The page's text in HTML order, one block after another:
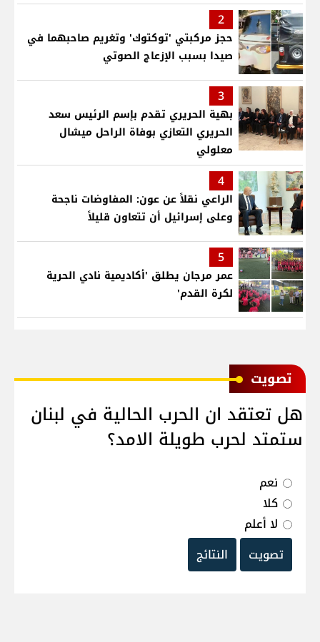
2
حجز مركبتي 'توكتوك' وتغريم صاحبهما في
صيدا بسبب الإزعاج الصوتي
3
بهية الحريري تقدم بإسم الرئيس سعد
الحريري التعازي بوفاة الراحل ميشال
معلولي
4
الراعي نقلاً عن عون: المفاوضات ناجحة
وعلى إسرائيل أن تتعاون قليلاً
5
عمر مرجان يطلق 'أكاديمية نادي الحرية
لكرة القدم'
ﺗﺼﻮﻳﺖ
هل تعتقد ان الحرب الحالية في لبنان
ستمتد لحرب طويلة الامد؟
نعم
كلا
لا أعلم
تصويت
النتائج